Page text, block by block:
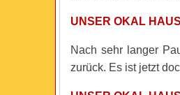
UNSER OKAL HAUS
Nach sehr langer
zurück. Es ist jetzt